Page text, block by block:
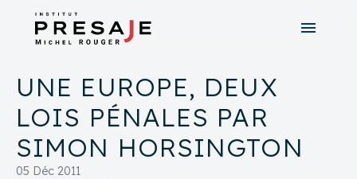
menu
Recherche avancée
UNE EUROPE, DEUX
LOIS PÉNALES PAR
SIMON HORSINGTON
05 Déc 2011